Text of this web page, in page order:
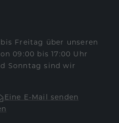
Freitag über unseren
09:00 bis 17:00 Uhr
Sonntag sind wir
Eine E-Mail senden